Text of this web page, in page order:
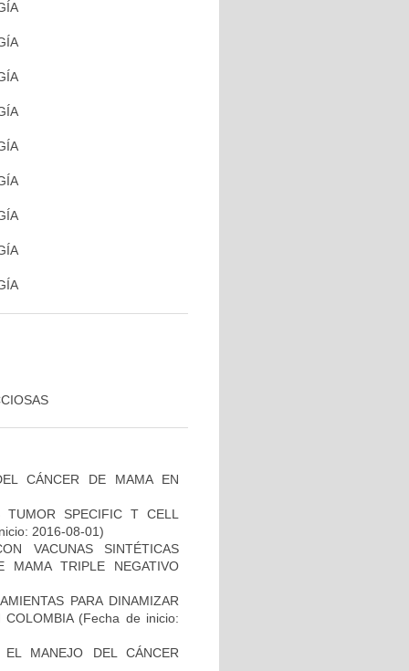
CÁNCER DE MAMA EN
TUMOR SPECIFIC T CELL
2016-08-01)
VACUNAS SINTÉTICAS
MAMA TRIPLE NEGATIVO
PARA DINAMIZAR
COLOMBIA(Fecha de inicio:
EL MANEJO DEL CÁNCER